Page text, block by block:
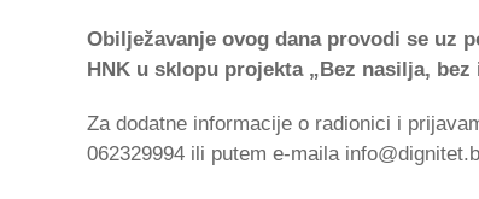
Obilježavanje ovog dana provodi se uz
HNK u sklopu projekta „Bez nasilja, bez
Za dodatne informacije o radionici i
062329994 ili putem e-maila